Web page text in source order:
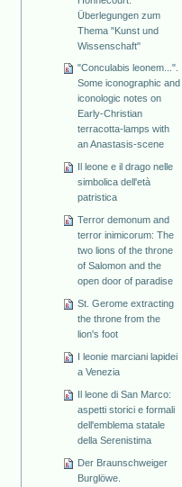
Überlegungen zum
Thema "Kunst und
Wissenschaft"
"Conculabis leonem...".
Some iconographic and
iconologic notes on
Early-Christian
terracotta-lamps with
an Anastasis-scene
Il leone e il drago nelle
simbolica dell'età
patristica
Terror demonum and
terror inimicorum: The
two lions of the throne
of Salomon and the
open door of paradise
St. Gerome extracting
the throne from the
lion's foot
I leonie marciani lapidei
a Venezia
Il leone di San Marco:
aspetti storici e formali
dell'emblema statale
della Serenistima
Der Braunschweiger
Burglöwe.